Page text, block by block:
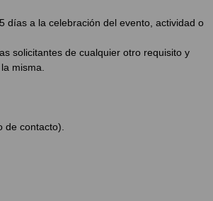
días a la celebración del evento, actividad o
solicitantes de cualquier otro requisito y
misma.
de contacto).